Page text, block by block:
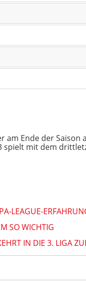
am Ende der
spielt mit dem
LEAGUE-
SO WICHTIG
IN DIE 3. LIGA